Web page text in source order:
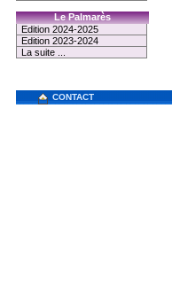
Le Palmarès
Edition 2024-2025
Edition 2023-2024
La suite ...
CONTACT